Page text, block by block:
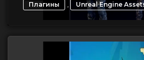
Плагины , Unreal Engine